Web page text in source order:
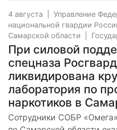
4 августа
Управление
национальной гвардии
Самарской области
При силовой
спецназа
ликвидирована
лаборатория по
наркотиков в
Сотрудники СОБР